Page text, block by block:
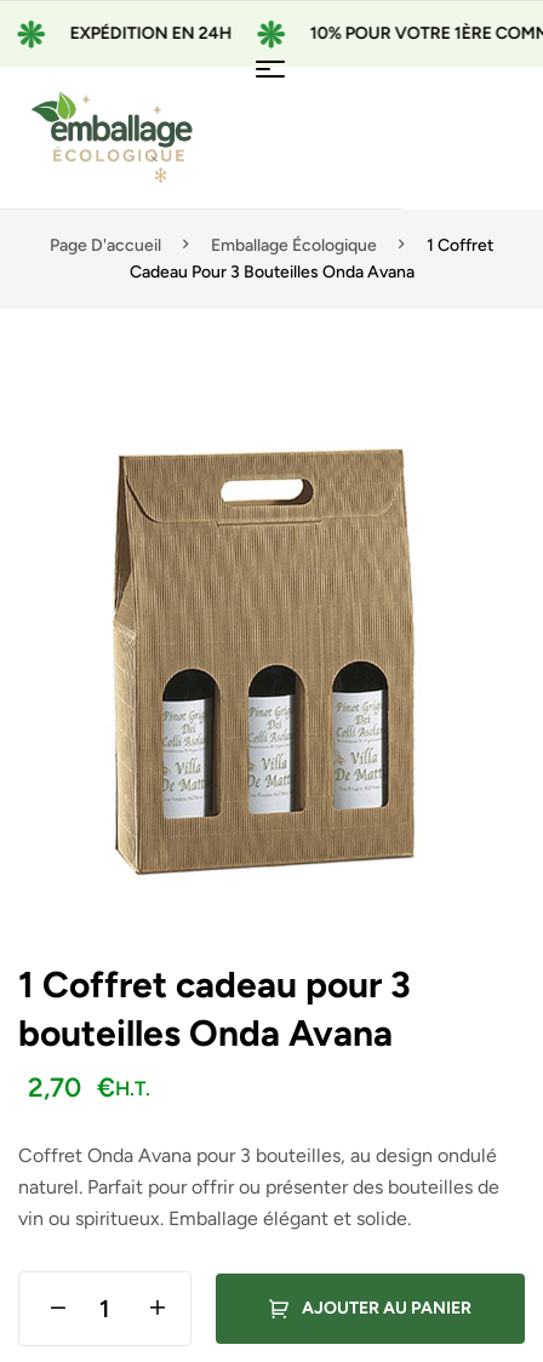
EXPÉDITION EN 24H 10% POUR VOTRE 1ÈRE
Page D'accueil Emballage Écologique
1 Coffret
Cadeau Pour 3 Bouteilles Onda Avana
1 Coffret cadeau pour 3
bouteilles Onda Avana
2,70 €H.T.
Coffret Onda Avana pour 3 bouteilles, au design ondulé
naturel. Parfait pour offrir ou présenter des bouteilles de
vin ou spiritueux. Emballage élégant et solide.
AJOUTER AU PANIER